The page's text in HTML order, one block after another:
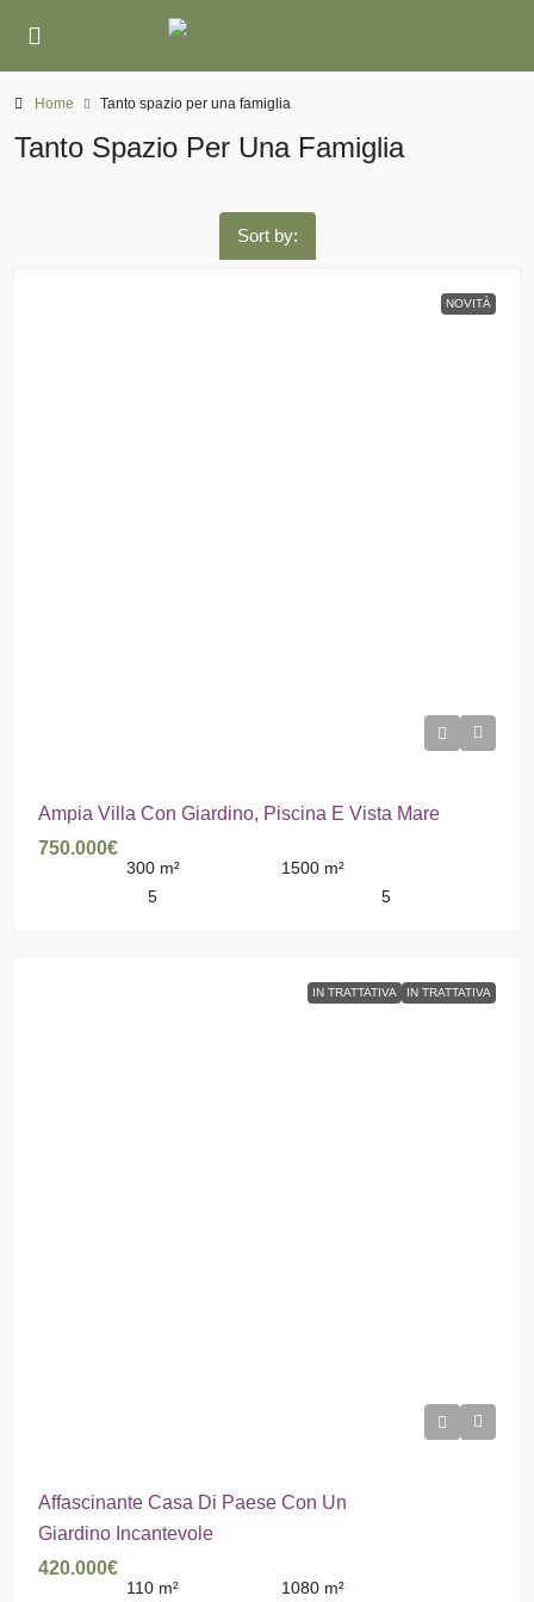
Home Tanto spazio per una famiglia
Tanto Spazio Per Una Famiglia
Sort by:
NOVITÀ
Ampia Villa Con Giardino, Piscina E Vista Mare
750.000€
300 m² 1500 m²
5
5
IN TRATTATIVA IN TRATTATIVA
Affascinante Casa Di Paese Con Un
Giardino Incantevole
420.000€
110 m² 1080 m²